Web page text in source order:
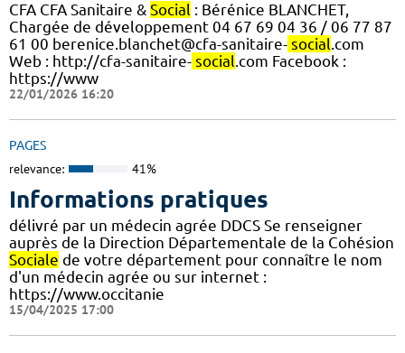
CFA CFA Sanitaire & Social : Bérénice BLANCHET,
Chargée de développement 04 67 69 04 36 / 06 77 87
61 00 berenice.blanchet@cfa-sanitaire- social.com
Web : http://cfa-sanitaire- social.com Facebook :
https://www
22/01/2026 16:20
PAGES
relevance: 41%
Informations pratiques
délivré par un médecin agrée DDCS Se renseigner
auprès de la Direction Départementale de la Cohésion
Sociale de votre département pour connaître le nom
d'un médecin agrée ou sur internet :
https://www.occitanie
15/04/2025 17:00